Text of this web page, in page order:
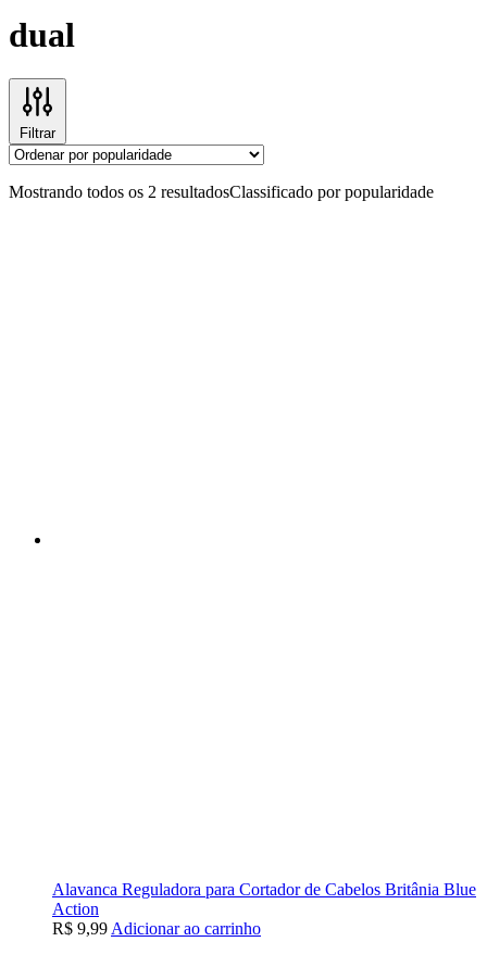
dual
Filtrar
Mostrando todos os 2 resultadosClassificado por popularidade
Alavanca Reguladora para Cortador de Cabelos Britânia Blue
Action
R$ 9,99Adicionar ao carrinho